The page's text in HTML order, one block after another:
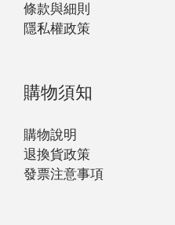
條款與細則
隱私權政策
購物須知
購物說明
退換貨政策
發票注意事項